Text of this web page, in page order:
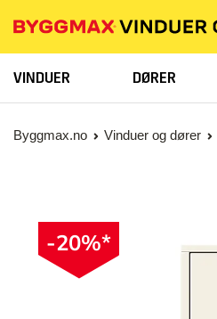
VINDUER DØRER
Byggmax.no Vinduer og dører
-20%*